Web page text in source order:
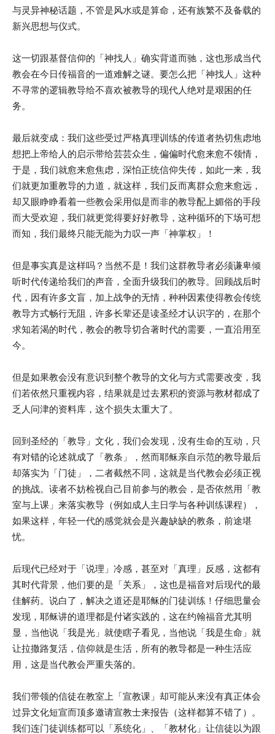
与灵异神秘话题，不管是风水或是算命，还有族繁不及备载的
新兴思想与仪式。
这一切跟基督信仰的「神找人」确实背道而驰，这也形成当代
教会在今日传福音的一道难解之谜。要怎么把「神找人」这种
不寻常的逻辑教导给不喜欢被教导的现代人绝对是艰困的任
务。
最后就变成：我们这些受过严格真理训练的传道者热切焦虑地
想把上帝给人的启示带给芸芸众生，偏偏时代愈来愈不领情，
于是，我们就愈来愈焦虑，深怕正统信仰失传，如此一来，我
们就更加重教导的力道，就这样，我们反而离群众愈来愈远，
却又眼睁睁看着一些教会采用似是而非的教导配上媚俗的手段
而大受欢迎，我们就更觉得要好好教导，这种循环的下场可想
而知，我们最终只能无能为力叹一声「神掌权」！
但是事实真是这样吗？当然不是！我们这群教导者必须谦卑倾
听时代传递给我们的声音，全面升级我们的教导。回顾战后时
代，因有许多文盲，加上战争的无情，种种因素使得教会传统
教导方式畅行无阻，许多长辈还是读圣经才认识字的，在那个
求知若渴的时代，教会的教导切合著时代的需要，一直沿用至
今。
但是如果教会没有意识到整个教导的文化与方式需要改变，我
们若依然只重视内容，结果就是过去累积的资源与教材都成了
乏人问津的资料库，这个损失太重大了。
回到圣经的「教导」文化，我们会发现，没有生命的互动，只
有对错的论述就成了「教条」，然而耶稣亲自示范的教导最后
却落实为「门徒」，二者截然不同，这就是当代教会必须正视
的挑战。读者不妨检视自己目前参与的教会，是否依然用「教
室与上课」来落实教导（例如成人主日学与各种训练课程），
如果这样，年轻一代的感觉就会是兴趣缺缺的教条，前途堪
忧。
后现代已经对于「说理」冷感，甚至对「真理」反感，这都有
其时代背景，他们要的是「关系」，这也是福音对后现代的最
佳解药。说白了，解决之道还是耶稣的门徒训练！仔细思量会
发现，耶稣讲的道理都是付诸实践的，这在约翰福音尤其明
显，当他说「我是光」就使瞎子看见，当他说「我是生命」就
让拉撒路复活，信仰就是生活，所有的教导都是一种生活应
用，这是当代教会严重失落的。
我们带领的信徒在教室上「宣教课」却可能从来没有真正体会
过异文化短宣而顶多邀请宣教士来报告（这样都算不错了）。
我们连门徒训练都可以「系统化」、「教材化」让信徒以为跟